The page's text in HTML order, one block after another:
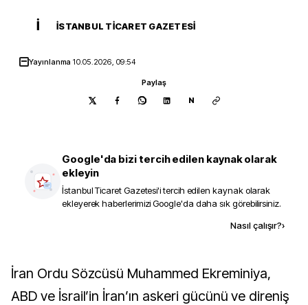
İ İSTANBUL TICARET GAZETESI
Yayınlanma 10.05.2026, 09:54
Paylaş
N
Google'da bizi tercih edilen kaynak olarak
ekleyin
İstanbul Ticaret Gazetesi'i tercih edilen kaynak olarak
ekleyerek haberlerimizi Google'da daha sık görebilirsiniz.
Nasıl çalışır?›
İran Ordu Sözcüsü Muhammed Ekreminiya,
ABD ve İsrail’in İran’ın askeri gücünü ve direniş